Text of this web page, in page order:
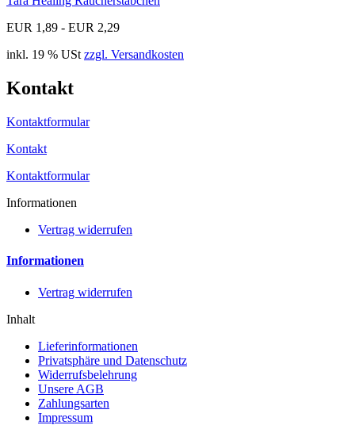
EUR 1,89 - EUR 2,29
inkl. 19 % USt zzgl. Versandkosten
Kontakt
Kontaktformular
Kontakt
Kontaktformular
Informationen
Vertrag widerrufen
Informationen
Vertrag widerrufen
Inhalt
Lieferinformationen
Privatsphäre und Datenschutz
Widerrufsbelehrung
Unsere AGB
Zahlungsarten
Impressum